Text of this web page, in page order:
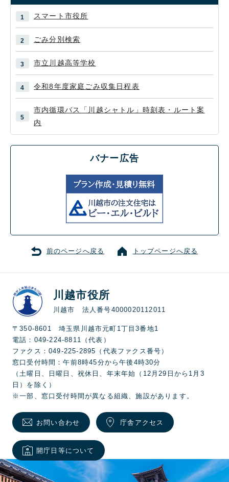
スマート市役所
ごみ分別検索
市立川越高等学校
令和8年度家庭ごみ収集日程表
市内循環バス「川越シャトル」時刻表・ルート案
内
バナー広告
前のページへ戻る トップページへ戻る
川越市役所
川越市 法人番号4000020112011
〒350-8601 埼玉県川越市元町1丁目3番地1
電話：049-224-8811（代表）
ファクス：049-225-2895（代表ファクス番号）
窓口受付時間：午前8時45分から午後4時30分
（土曜日、日曜日、祝休日、年末年始（12月29日から1月3
日）を除く）
※一部、窓口受付時間が異なる組織、施設があります。
お問い合わせ 庁舎アクセス
開庁日等について